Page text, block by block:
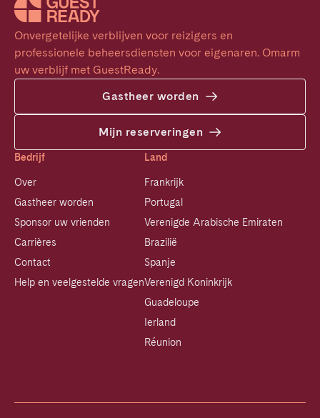
Onvergetelijke verblijven voor reizigers en
professionele beheersdiensten voor eigenaren. Omarm
uw verblijf met GuestReady.
Gastheer worden
Mijn reserveringen
Bedrijf
Over
Gastheer worden
Sponsor uw vrienden
Carrières
Contact
Help en veelgestelde vragen
Land
Frankrijk
Portugal
Verenigde Arabische Emiraten
Brazilië
Spanje
Verenigd Koninkrijk
Guadeloupe
Ierland
Réunion